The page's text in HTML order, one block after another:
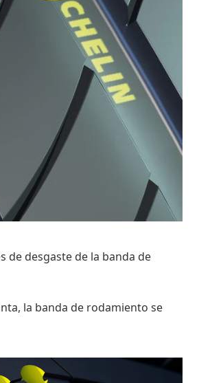
de desgaste de la banda de
la banda de rodamiento se